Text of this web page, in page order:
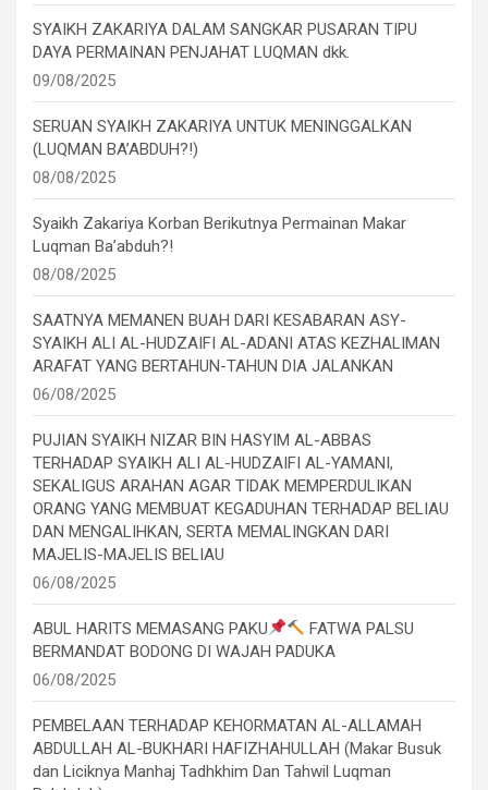
SYAIKH ZAKARIYA DALAM SANGKAR PUSARAN TIPU
DAYA PERMAINAN PENJAHAT LUQMAN dkk.
09/08/2025
SERUAN SYAIKH ZAKARIYA UNTUK MENINGGALKAN
(LUQMAN BA’ABDUH?!)
08/08/2025
Syaikh Zakariya Korban Berikutnya Permainan Makar
Luqman Ba’abduh?!
08/08/2025
SAATNYA MEMANEN BUAH DARI KESABARAN ASY-
SYAIKH ALI AL-HUDZAIFI AL-ADANI ATAS KEZHALIMAN
ARAFAT YANG BERTAHUN-TAHUN DIA JALANKAN
06/08/2025
PUJIAN SYAIKH NIZAR BIN HASYIM AL-ABBAS
TERHADAP SYAIKH ALI AL-HUDZAIFI AL-YAMANI,
SEKALIGUS ARAHAN AGAR TIDAK MEMPERDULIKAN
ORANG YANG MEMBUAT KEGADUHAN TERHADAP BELIAU
DAN MENGALIHKAN, SERTA MEMALINGKAN DARI
MAJELIS-MAJELIS BELIAU
06/08/2025
ABUL HARITS MEMASANG PAKU
FATWA PALSU
BERMANDAT BODONG DI WAJAH PADUKA
06/08/2025
PEMBELAAN TERHADAP KEHORMATAN AL-ALLAMAH
ABDULLAH AL-BUKHARI HAFIZHAHULLAH (Makar Busuk
dan Liciknya Manhaj Tadhkhim Dan Tahwil Luqman